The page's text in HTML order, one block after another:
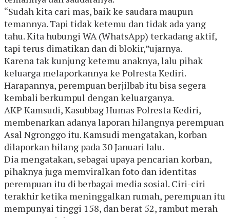
“Sudah kita cari mas, baik ke saudara maupun
temannya. Tapi tidak ketemu dan tidak ada yang
tahu. Kita hubungi WA (WhatsApp) terkadang aktif,
tapi terus dimatikan dan di blokir,”ujarnya.
Karena tak kunjung ketemu anaknya, lalu pihak
keluarga melaporkannya ke Polresta Kediri.
Harapannya, perempuan berjilbab itu bisa segera
kembali berkumpul dengan keluarganya.
AKP Kamsudi, Kasubbag Humas Polresta Kediri,
membenarkan adanya laporan hilangnya perempuan
Asal Ngronggo itu. Kamsudi mengatakan, korban
dilaporkan hilang pada 30 Januari lalu.
Dia mengatakan, sebagai upaya pencarian korban,
pihaknya juga memviralkan foto dan identitas
perempuan itu di berbagai media sosial. Ciri-ciri
terakhir ketika meninggalkan rumah, perempuan itu
mempunyai tinggi 158, dan berat 52, rambut merah